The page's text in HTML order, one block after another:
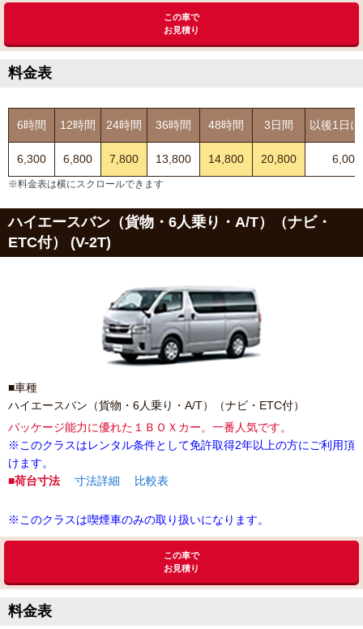
この車で
お見積り
料金表
6時間 12時間 24時間 36時間 48時間 3日間 以後1日
6,300 6,800 7,800 13,800 14,800 20,800 6,000
※料金表は横にスクロールできます
ハイエースバン（貨物・6人乗り・A/T）（ナビ・
ETC付） (V-2T)
■車種
ハイエースバン（貨物・6人乗り・A/T）（ナビ・ETC付）
パッケージ能力に優れた１ＢＯＸカー。一番人気です。
※このクラスはレンタル条件として免許取得2年以上の方にご利用頂
けます。
■荷台寸法
寸法詳細 比較表
※このクラスは喫煙車のみの取り扱いになります。
この車で
お見積り
料金表